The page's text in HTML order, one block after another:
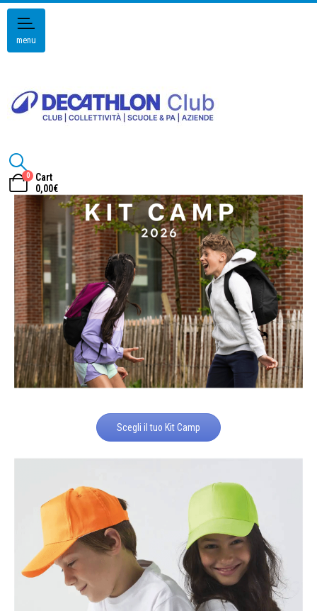
menu
0
Cart
0,00€
Scegli il tuo Kit Camp